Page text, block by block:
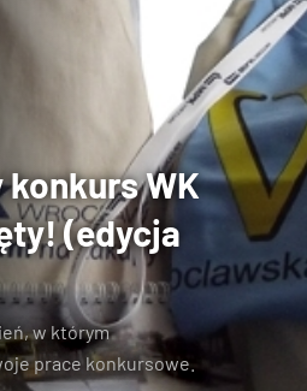
WK
(edycja
w którym
prace konkursowe